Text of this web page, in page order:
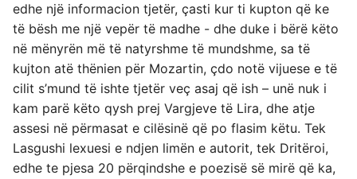
edhe një informacion tjetër, çasti kur ti kupton që ke
të bësh me një vepër të madhe - dhe duke i bërë këto
në mënyrën më të natyrshme të mundshme, sa të
kujton atë thënien për Mozartin, çdo notë vijuese e të
cilit s’mund të ishte tjetër veç asaj që ish – unë nuk i
kam parë këto qysh prej Vargjeve të Lira, dhe atje
assesi në përmasat e cilësinë që po flasim këtu. Tek
Lasgushi lexuesi e ndjen limën e autorit, tek Dritëroi,
edhe te pjesa 20 përqindshe e poezisë së mirë që ka,